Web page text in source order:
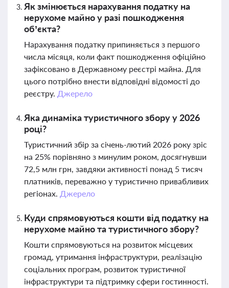
Як змінюється нарахування податку на
нерухоме майно у разі пошкодження
об’єкта?
Нарахування податку припиняється з першого
числа місяця, коли факт пошкодження офіційно
зафіксовано в Державному реєстрі майна. Для
цього потрібно внести відповідні відомості до
реєстру. Джерело
Яка динаміка туристичного збору у 2026
році?
Туристичний збір за січень-лютий 2026 року зріс
на 25% порівняно з минулим роком, досягнувши
72,5 млн грн, завдяки активності понад 5 тисяч
платників, переважно у туристично привабливих
регіонах. Джерело
Куди спрямовуються кошти від податку на
нерухоме майно та туристичного збору?
Кошти спрямовуються на розвиток місцевих
громад, утримання інфраструктури, реалізацію
соціальних програм, розвиток туристичної
інфраструктури та підтримку сфери гостинності.